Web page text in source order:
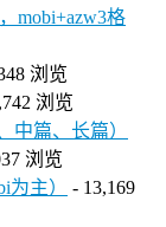
mobi+azw3格
浏览
浏览
中篇、长篇）
浏览
主）
- 13,169